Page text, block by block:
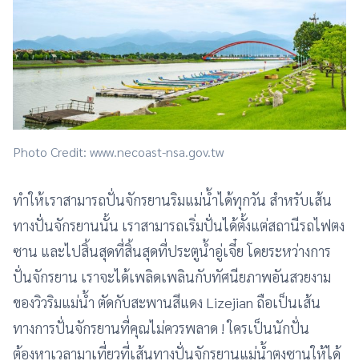
Photo Credit: www.necoast-nsa.gov.tw
ทำให้เราสามารถปั่นจักรยานริมแม่น้ำได้ทุกวัน สำหรับเส้น
ทางปั่นจักรยานนั้น เราสามารถเริ่มปั่นได้ตั้งแต่สถานีรถไฟตง
ซาน และไปสิ้นสุดที่สิ้นสุดที่ประตูน้ำอู่เจี๋ย โดยระหว่างการ
ปั่นจักรยาน เราจะได้เพลิดเพลินกับทัศนียภาพอันสวยงาม
ของวิวริมแม่น้ำ ตัดกับสะพานสีแดง Lizejian ถือเป็นเส้น
ทางการปั่นจักรยานที่คุณไม่ควรพลาด ! ใครเป็นนักปั่น
ต้องหาเวลามาเที่ยวที่เส้นทางปั่นจักรยานแม่น้ำตงซานให้ได้